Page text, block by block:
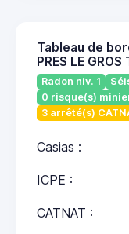
Tableau de
PRES LE GROS
Radon niv. 1
0 risque(s)
3 arrêté(s)
Casias :
ICPE :
CATNAT :